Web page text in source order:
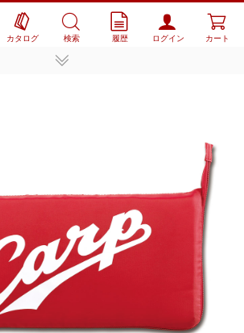
カタログ 検索 履歴 ログイン カート